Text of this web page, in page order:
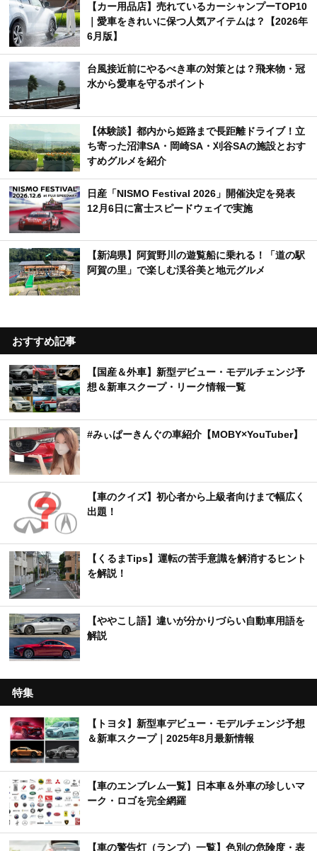
【カー用品店】売れているカーシャンプーTOP10
｜愛車をきれいに保つ人気アイテムは？【2026年
6月版】
台風接近前にやるべき車の対策とは？飛来物・冠
水から愛車を守るポイント
【体験談】都内から姫路まで長距離ドライブ！立
ち寄った沼津SA・岡崎SA・刈谷SAの施設とおす
すめグルメを紹介
日産「NISMO Festival 2026」開催決定を発表
12月6日に富士スピードウェイで実施
【新潟県】阿賀野川の遊覧船に乗れる！「道の駅
阿賀の里」で楽しむ渓谷美と地元グルメ
おすすめ記事
【国産＆外車】新型デビュー・モデルチェンジ予
想＆新車スクープ・リーク情報一覧
#みぃぱーきんぐの車紹介【MOBY×YouTuber】
【車のクイズ】初心者から上級者向けまで幅広く
出題！
【くるまTips】運転の苦手意識を解消するヒント
を解説！
【ややこし語】違いが分かりづらい自動車用語を
解説
特集
【トヨタ】新型車デビュー・モデルチェンジ予想
＆新車スクープ｜2025年8月最新情報
【車のエンブレム一覧】日本車＆外車の珍しいマ
ーク・ロゴを完全網羅
【車の警告灯（ランプ）一覧】色別の危険度・表